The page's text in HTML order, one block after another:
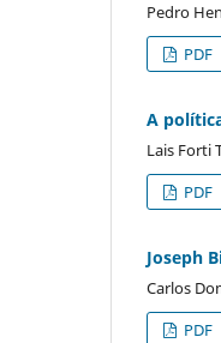
Pedro
PDF
A
Lais Forti
PDF
Joseph
Carlos
PDF